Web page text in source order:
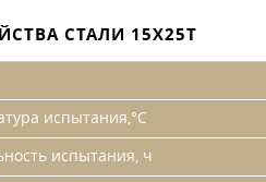
СТАЛИ 15Х25Т
испытания,°С
испытания, ч